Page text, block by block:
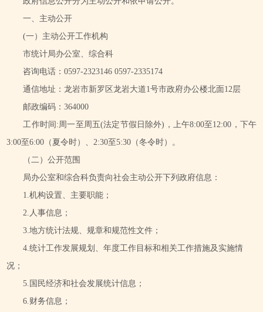
一、主动公开
(一）主动公开工作机构
市统计局办公室、综合科
咨询电话：0597-2323146 0597-2335174
通信地址：龙岩市新罗区龙岩大道1号市政府办公楼北面12层
邮政编码：364000
工作时间:周一至周五(法定节假日除外)，上午8:00至12:00，下午
3:00至6:00（夏令时）、2:30至5:30（冬令时）。
（二）公开范围
局办公室和综合科负责向社会主动公开下列政府信息：
1.机构设置、主要职能；
2.人事信息；
3.地方统计法规、规章和规范性文件；
4.统计工作发展规划、年度工作目标和相关工作措施及实施情
况；
5.国民经济和社会发展统计信息；
6.财务信息；